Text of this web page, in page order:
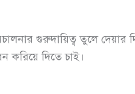
গুরুদায়িত্ব তুলে দেয়ার
করিয়ে দিতে চাই।